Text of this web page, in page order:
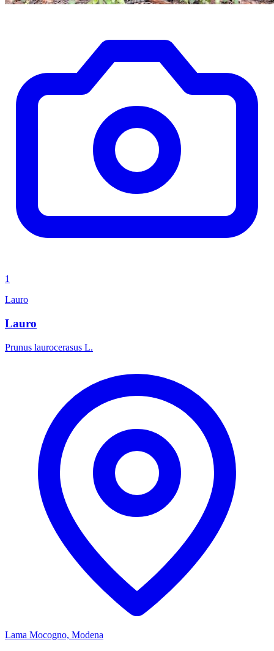
1
Lauro
Lauro
Prunus laurocerasus L.
Lama Mocogno, Modena